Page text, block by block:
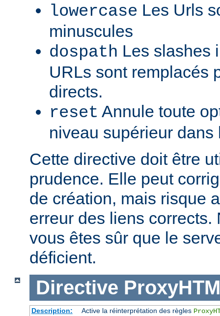
lowercase Les Urls
minuscules
dospath Les slashes
URLs sont remplacés
directs.
reset Annule toute
niveau supérieur
Cette directive doit être
prudence. Elle peut
de création, mais risque
erreur des liens corrects.
vous êtes sûr que le
déficient.
Directive
Description: Active la réinterprétation des règles